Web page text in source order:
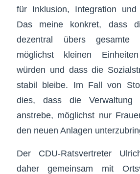
für Inklusion, Integration und
Das meine konkret, dass
dezentral übers gesamte
möglichst kleinen
würden und dass die
stabil bleibe. Im Fall von
dies, dass die Verwaltung
anstrebe, möglichst nur
den neuen Anlagen
Der CDU-Ratsvertreter
daher gemeinsam mit